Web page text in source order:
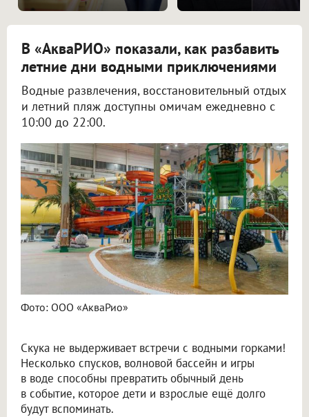
В «АкваРИО» показали, как разбавить
летние дни водными приключениями
Водные развлечения, восстановительный отдых
и летний пляж доступны омичам ежедневно с
10:00 до 22:00.
Фото: ООО «АкваРио»
Скука не выдерживает встречи с водными горками!
Несколько спусков, волновой бассейн и игры
в воде способны превратить обычный день
в событие, которое дети и взрослые ещё долго
будут вспоминать.